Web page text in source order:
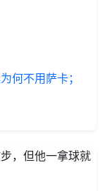
何不用萨卡；